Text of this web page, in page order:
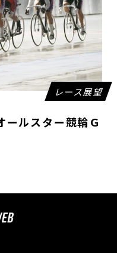
レース展望
ールスター競輪Ｇ